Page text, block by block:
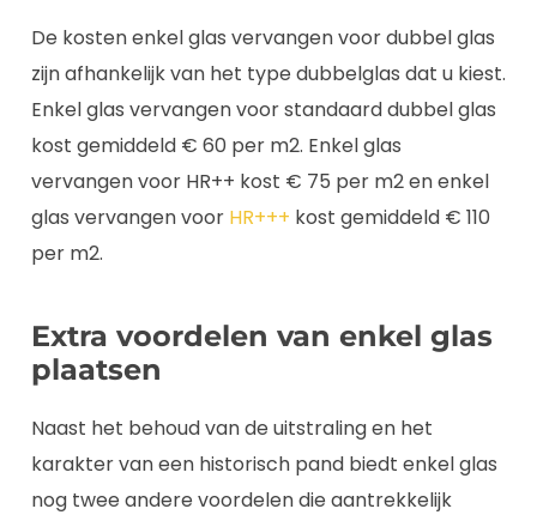
De kosten enkel glas vervangen voor dubbel glas
zijn afhankelijk van het type dubbelglas dat u kiest.
Enkel glas vervangen voor standaard dubbel glas
kost gemiddeld € 60 per m2. Enkel glas
vervangen voor HR++ kost € 75 per m2 en enkel
glas vervangen voor HR+++ kost gemiddeld € 110
per m2.
Extra voordelen van enkel glas
plaatsen
Naast het behoud van de uitstraling en het
karakter van een historisch pand biedt enkel glas
nog twee andere voordelen die aantrekkelijk